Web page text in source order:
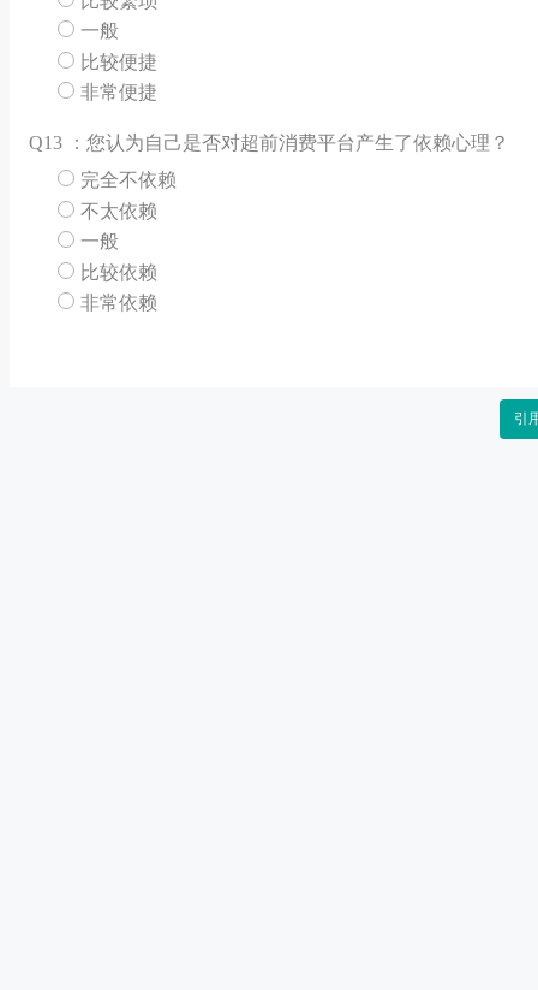
一般
比较便捷
非常便捷
Q13 ：您认为自己是否对超前消费平台产生了依赖心理？
完全不依赖
不太依赖
一般
比较依赖
非常依赖
引